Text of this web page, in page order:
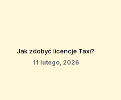
Jak zdobyć licencje Taxi?
11 lutego, 2026